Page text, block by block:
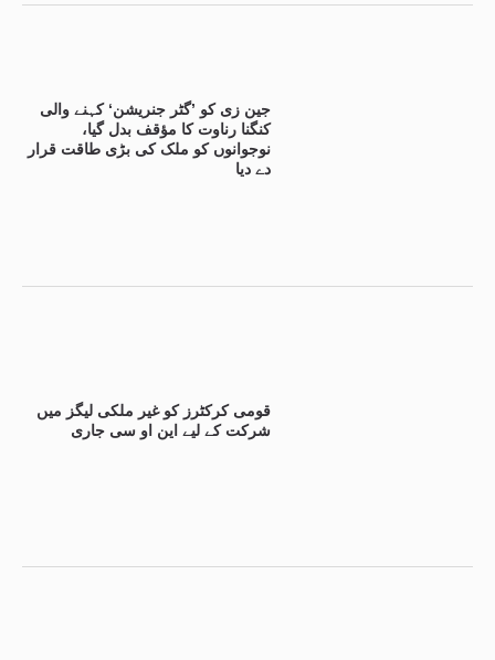
جین زی کو ’گٹر جنریشن‘ کہنے والی
کنگنا رناوت کا مؤقف بدل گیا،
نوجوانوں کو ملک کی بڑی طاقت قرار
دے دیا
قومی کرکٹرز کو غیر ملکی لیگز میں
شرکت کے لیے این او سی جاری